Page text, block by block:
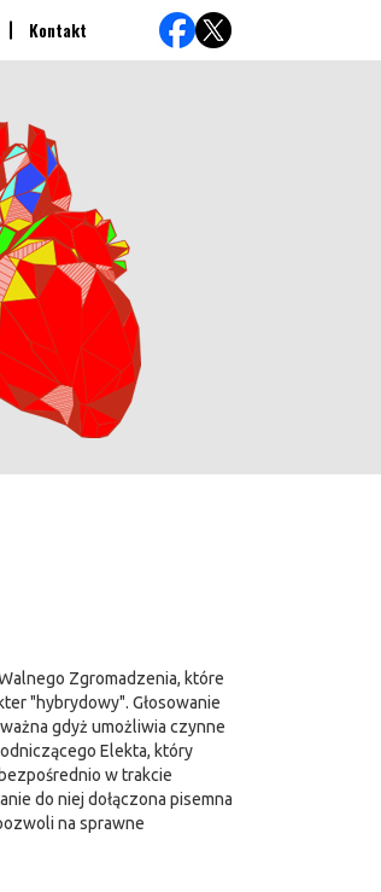
Kontakt
Zgromadzenia, które
"hybrydowy". Głosowanie
gdyż umożliwia czynne
Elekta, który
w trakcie
do niej dołączona pisemna
na sprawne